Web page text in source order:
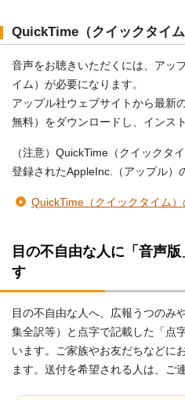
QuickTime（クイックタイム
音声をお聴きいただくには、アッ
イム）が必要になります。
アップル社ウェブサイトから最新
無料）をダウンロードし、インス
（注意）QuickTime（クイックタ
登録されたAppleInc.（アップル）
QuickTime（クイックタイム
目の不自由な人に「音声
す
目の不自由な人へ、広報うつのみ
集全訳等）と点字で記載した「点
います。ご家族やお友だちなどに
ます。送付を希望される人は、ご